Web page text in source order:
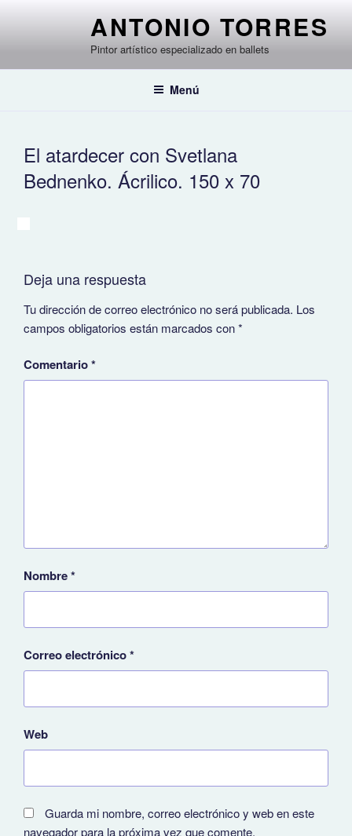
ANTONIO TORRES
Pintor artístico especializado en ballets
Menú
El atardecer con Svetlana
Bednenko. Ácrilico. 150 x 70
Deja una respuesta
Tu dirección de correo electrónico no será publicada. Los
campos obligatorios están marcados con*
Comentario*
Nombre*
Correo electrónico*
Web
Guarda mi nombre, correo electrónico y web en este
navegador para la próxima vez que comente.